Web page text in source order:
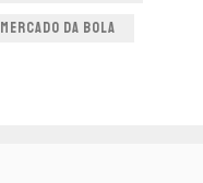
MERCADO DA BOLA